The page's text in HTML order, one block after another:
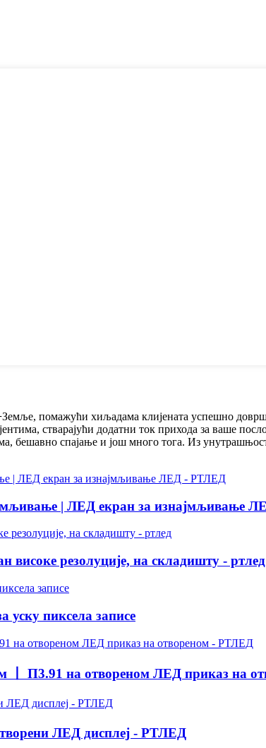
Земље, помажући хиљадама клијената успешно
стварајући додатни ток прихода за ваше
бешавно спајање и још много тога. Из
| ЛЕД екран за изнајмљивање
високе резолуције, на складишту - ртлед
пиксела записе
丨 П3.91 на отвореном ЛЕД приказ на
ЛЕД дисплеј - РТЛЕД